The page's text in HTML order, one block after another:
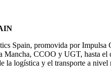
Spain, promovida por
Mancha, CCOO y UGT, hasta el
la logística y el transporte a